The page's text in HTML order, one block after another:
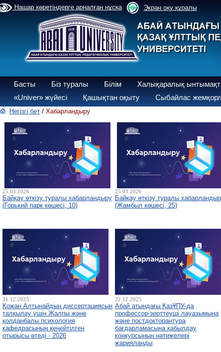
Нашар көретіндерге арналған нұсқа Экран оқу құралы
Басты Біз туралы Білім
Халықаралық
«Univer» жүйесі
Қашықтан оқыту Сыбайлас
Негізгі бет / Хабарландыру
25.03.2026
Байқау өткізу туралы хабарландыру
(Горький парк көшесі, 10)
25.03.2026
Байқау өткізу туралы
(Жамбыл көшесі, 25)
31.12.2025
Қожан Алтынайдың диссертациясын
талқылау үшін Жалпы және
қолданбалы психология
кафедрасының кеңейтілген
отырысы өтеді - 2026
22.12.2025
Абай атындағы ҚазҰПУ-да
профессор-зерттеуші лауазымына
және постдокторантура
бағдарламасына қабылдау
конкурсының нәтижелері
жарияланды